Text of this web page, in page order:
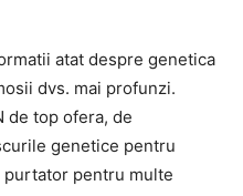
atat despre genetica
dvs. mai profunzi.
de top ofera, de
genetice pentru
purtator pentru multe